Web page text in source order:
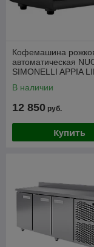
Кофемашина
автоматическая
SIMONELLI APPIA
В наличии
12 850 руб.
Купить